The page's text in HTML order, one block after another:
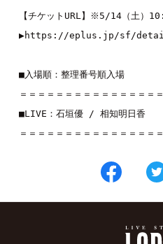
【チケットURL】※5/14（土）
▶︎https://eplus.jp/sf/detail/
■入場順：整理番号順入場
＝＝＝＝＝＝＝＝＝＝＝＝＝＝＝
■LIVE： 石垣優 / 相知明日香
＝＝＝＝＝＝＝＝＝＝＝＝＝＝＝